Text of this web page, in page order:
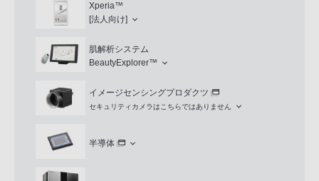
Xperia™
[法人向け]
肌解析システム
BeautyExplorer™
イメージセンシングプロダクツ
セキュリティカメラはこちらではありません
半導体